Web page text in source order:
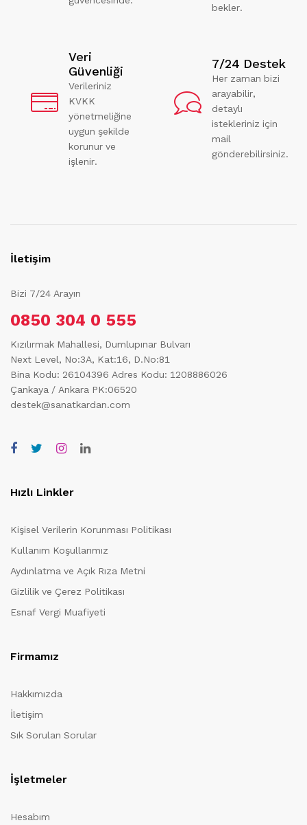
bekler.
Veri
Güvenliği
Verileriniz
KVKK
yönetmeliğine
uygun şekilde
korunur ve
işlenir.
7/24 Destek
Her zaman bizi
arayabilir,
detaylı
istekleriniz için
mail
gönderebilirsiniz.
İletişim
Bizi 7/24 Arayın
0850 304 0 555
Kızılırmak Mahallesi, Dumlupınar Bulvarı
Next Level, No:3A, Kat:16, D.No:81
Bina Kodu: 26104396 Adres Kodu: 1208886026
Çankaya / Ankara PK:06520
destek@sanatkardan.com
Hızlı Linkler
Kişisel Verilerin Korunması Politikası
Kullanım Koşullarımız
Aydınlatma ve Açık Rıza Metni
Gizlilik ve Çerez Politikası
Esnaf Vergi Muafiyeti
Firmamız
Hakkımızda
İletişim
Sık Sorulan Sorular
İşletmeler
Hesabım